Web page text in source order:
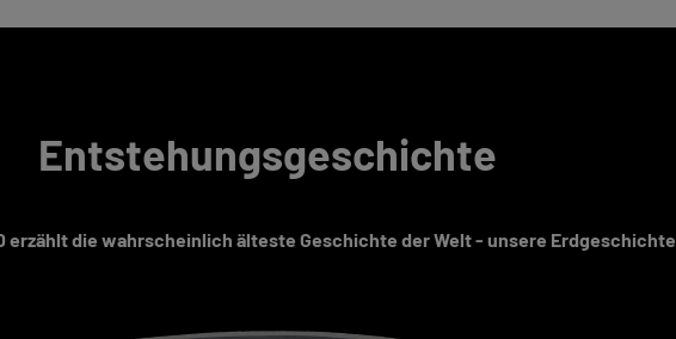
Entstehungsgeschichte
erzählt die wahrscheinlich älteste Geschichte der Welt - unsere Erdgeschichte